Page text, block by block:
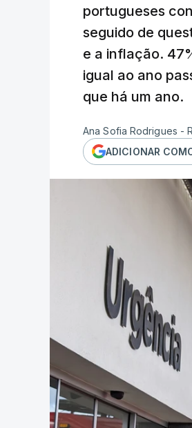
portugueses
seguido de
e a inflação.
igual ao ano
que há um ano.
Ana Sofia Rodrigues -
ADICIONAR